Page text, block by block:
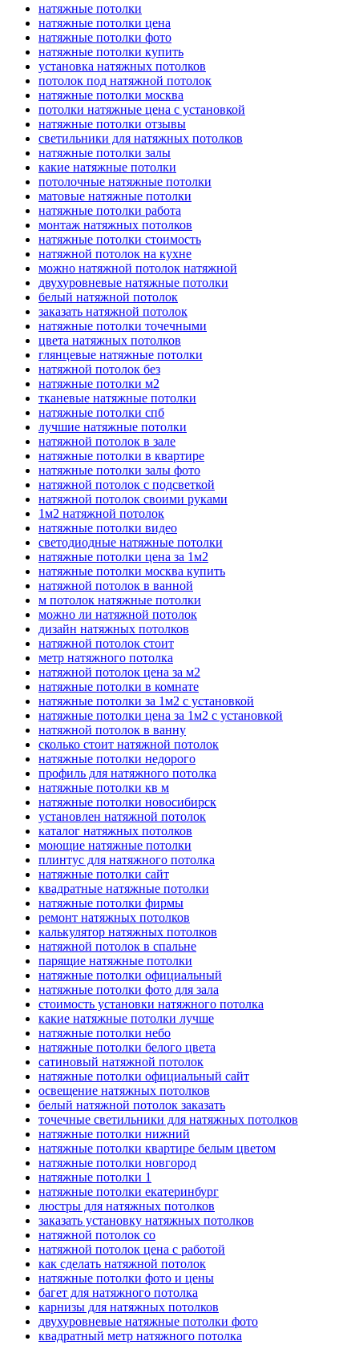
натяжные потолки
натяжные потолки цена
натяжные потолки фото
натяжные потолки купить
установка натяжных потолков
потолок под натяжной потолок
натяжные потолки москва
потолки натяжные цена с установкой
натяжные потолки отзывы
светильники для натяжных потолков
натяжные потолки залы
какие натяжные потолки
потолочные натяжные потолки
матовые натяжные потолки
натяжные потолки работа
монтаж натяжных потолков
натяжные потолки стоимость
натяжной потолок на кухне
можно натяжной потолок натяжной
двухуровневые натяжные потолки
белый натяжной потолок
заказать натяжной потолок
натяжные потолки точечными
цвета натяжных потолков
глянцевые натяжные потолки
натяжной потолок без
натяжные потолки м2
тканевые натяжные потолки
натяжные потолки спб
лучшие натяжные потолки
натяжной потолок в зале
натяжные потолки в квартире
натяжные потолки залы фото
натяжной потолок с подсветкой
натяжной потолок своими руками
1м2 натяжной потолок
натяжные потолки видео
светодиодные натяжные потолки
натяжные потолки цена за 1м2
натяжные потолки москва купить
натяжной потолок в ванной
м потолок натяжные потолки
можно ли натяжной потолок
дизайн натяжных потолков
натяжной потолок стоит
метр натяжного потолка
натяжной потолок цена за м2
натяжные потолки в комнате
натяжные потолки за 1м2 с установкой
натяжные потолки цена за 1м2 с установкой
натяжной потолок в ванну
сколько стоит натяжной потолок
натяжные потолки недорого
профиль для натяжного потолка
натяжные потолки кв м
натяжные потолки новосибирск
установлен натяжной потолок
каталог натяжных потолков
моющие натяжные потолки
плинтус для натяжного потолка
натяжные потолки сайт
квадратные натяжные потолки
натяжные потолки фирмы
ремонт натяжных потолков
калькулятор натяжных потолков
натяжной потолок в спальне
парящие натяжные потолки
натяжные потолки официальный
натяжные потолки фото для зала
стоимость установки натяжного потолка
какие натяжные потолки лучше
натяжные потолки небо
натяжные потолки белого цвета
сатиновый натяжной потолок
натяжные потолки официальный сайт
освещение натяжных потолков
белый натяжной потолок заказать
точечные светильники для натяжных потолков
натяжные потолки нижний
натяжные потолки квартире белым цветом
натяжные потолки новгород
натяжные потолки 1
натяжные потолки екатеринбург
люстры для натяжных потолков
заказать установку натяжных потолков
натяжной потолок со
натяжной потолок цена с работой
как сделать натяжной потолок
натяжные потолки фото и цены
багет для натяжного потолка
карнизы для натяжных потолков
двухуровневые натяжные потолки фото
квадратный метр натяжного потолка